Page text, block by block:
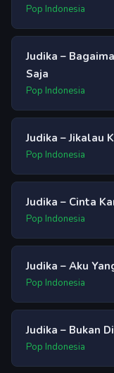
Pop Indonesia
Judika –
Saja
Pop Indonesia
Judika – Jikalau
Pop Indonesia
Judika – Cinta
Pop Indonesia
Judika – Aku
Pop Indonesia
Judika – Bukan
Pop Indonesia